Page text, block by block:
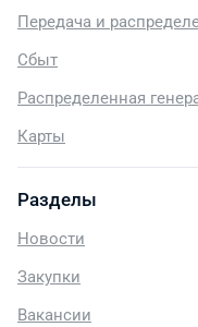
Передача и
Сбыт
Распределенная
Карты
Разделы
Новости
Закупки
Вакансии